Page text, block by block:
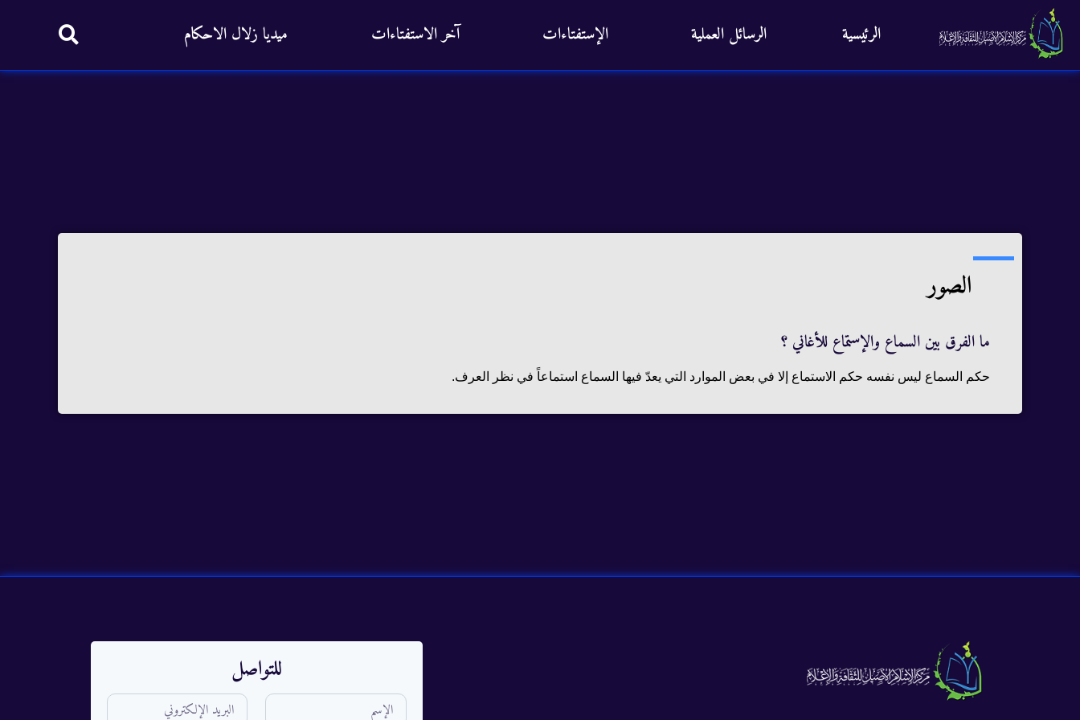
الرئيسية الرسائل العملية الإستفتاءات آخر الاستفتاءات ميديا زلال الاحكام
الصور
ما الفرق بين السماع والإستماع للأغاني ؟
حكم السماع ليس نفسه حكم الاستماع إلا في بعض الموارد التي يعدّ فيها السماع استماعاً في نظر العرف.
للتواصل